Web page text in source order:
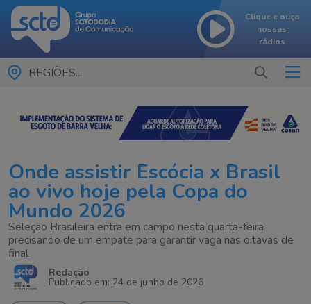
Clique e ouça
nossas
rádios
REGIÕES...
Onde assistir Escócia x Brasil
ao vivo hoje pela Copa do
Mundo 2026
Seleção Brasileira entra em campo nesta quarta-feira
precisando de um empate para garantir vaga nas oitavas de
final
Redação
Publicado em: 24 de junho de 2026